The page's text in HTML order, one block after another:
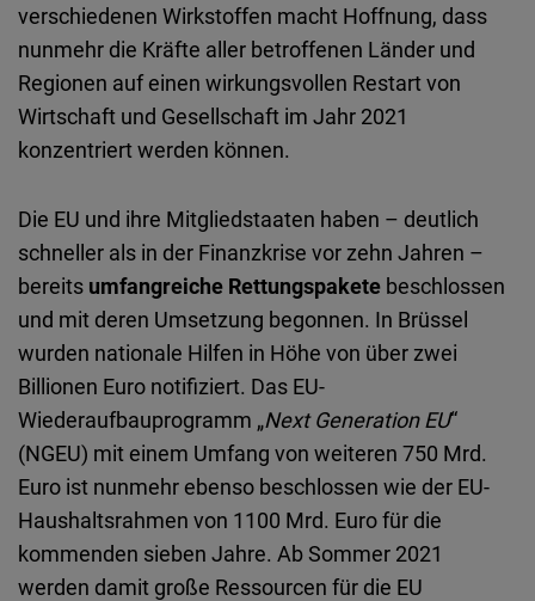
verschiedenen Wirkstoffen macht Hoffnung, dass
nunmehr die Kräfte aller betroffenen Länder und
Regionen auf einen wirkungsvollen Restart von
Wirtschaft und Gesellschaft im Jahr 2021
konzentriert werden können.
Die EU und ihre Mitgliedstaaten haben – deutlich
schneller als in der Finanzkrise vor zehn Jahren –
bereits umfangreiche Rettungspakete beschlossen
und mit deren Umsetzung begonnen. In Brüssel
wurden nationale Hilfen in Höhe von über zwei
Billionen Euro notifiziert. Das EU-
Wiederaufbauprogramm „Next Generation EU“
(NGEU) mit einem Umfang von weiteren 750 Mrd.
Euro ist nunmehr ebenso beschlossen wie der EU-
Haushaltsrahmen von 1100 Mrd. Euro für die
kommenden sieben Jahre. Ab Sommer 2021
werden damit große Ressourcen für die EU
Cloudinary
Flickr
Embed
Newsletter2go
Embed
Podigee
Embed
D.Vinci
Embed
Typeform
Embed